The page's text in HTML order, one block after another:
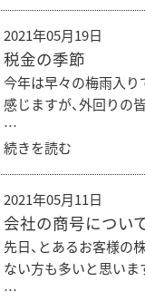
2021年05月19日
税金の季節
今年は早々の梅雨入り
感じますが、外回りの
…
続きを読む
2021年05月11日
会社の商号につい
先日、とあるお客様の
ない方も多いと思いま
…